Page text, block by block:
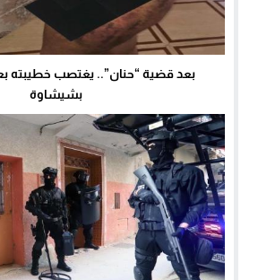
بعد قضية “حنان”.. يغتصب خطيبته
بشيشاوة